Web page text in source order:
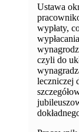
Ustawa
wypłaty,
czyli do
leczniczej